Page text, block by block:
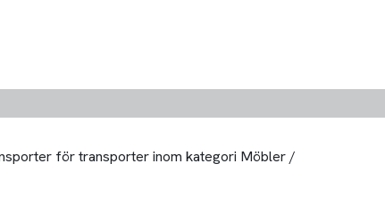
för transporter inom kategori Möbler /